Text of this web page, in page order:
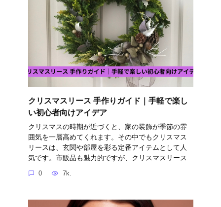
クリスマスリース 手作りガイド｜手軽で楽し
い初心者向けアイデア
クリスマスの時期が近づくと、家の装飾が季節の雰
囲気を一層高めてくれます。その中でもクリスマス
リースは、玄関や部屋を彩る定番アイテムとして人
気です。市販品も魅力的ですが、クリスマスリース
0 7k.